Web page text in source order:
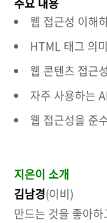
웹 접근성 이해
HTML 태그 의
웹 콘텐츠 접근
자주 사용하는
웹 접근성을 준
지은이 소개
김남경(이비)
만드는 것을 좋아